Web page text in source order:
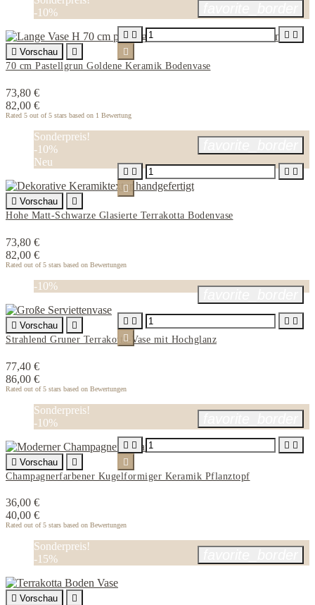
-10%
 Vorschau

70 cm Pastellgrun Goldene Keramik Bodenvase
73,80 €
82,00 €
Rated 5 out of 5 stars based on 1 Bewertung
   

Sonderpreis!
-10%
Neu
 Vorschau

Hohe Matt-Schwarze Glasierte Terrakotta Bodenvase
73,80 €
82,00 €
Rated out of 5 stars based on Bewertungen
   

-10%
 Vorschau

Strahlend Gruner Terrakotta-Vase mit Hochglanz
77,40 €
86,00 €
Rated out of 5 stars based on Bewertungen
   

Sonderpreis!
-10%
 Vorschau

Champagnerfarbener Kugelformiger Keramik Pflanztopf
36,00 €
40,00 €
Rated out of 5 stars based on Bewertungen
   

Sonderpreis!
-15%
 Vorschau
